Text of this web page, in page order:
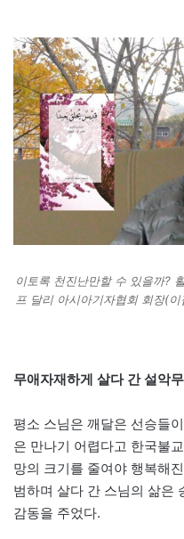
이토록 천진난만할 수 있을까?
프 달리 아시아기자협회 회장(
무애자재하게 살다 간 설악
평소 스님은 깨달은 선승들
은 만나기 어렵다고 한국불
망의 크기를 줄여야 행복해
범하며 살다 간 스님의 삶은
감동을 주었다.